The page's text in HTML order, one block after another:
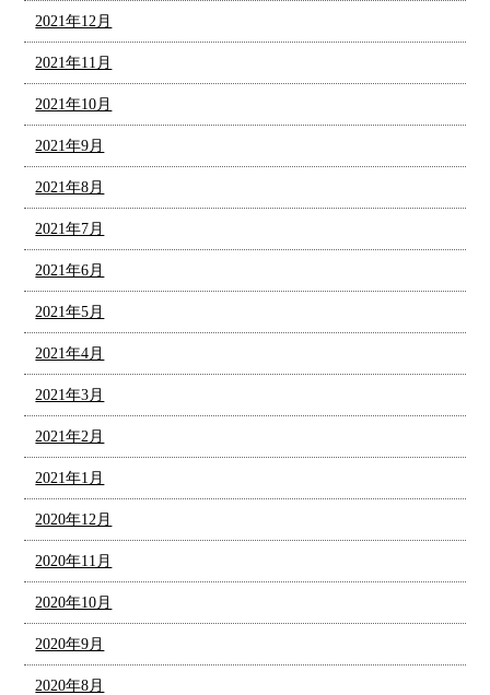
2021年12月
2021年11月
2021年10月
2021年9月
2021年8月
2021年7月
2021年6月
2021年5月
2021年4月
2021年3月
2021年2月
2021年1月
2020年12月
2020年11月
2020年10月
2020年9月
2020年8月